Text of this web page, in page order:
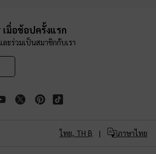
มื่อช้อปครั้งแรก
ะร่วมเป็นสมาชิกกับเรา
ไทย, TH ฿ ภาษาไทย